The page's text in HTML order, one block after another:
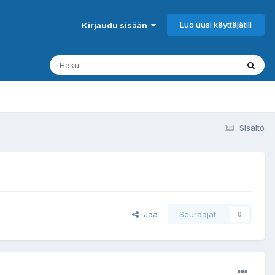
Kirjaudu sisään Luo uusi käyttäjätili
Sisältö
Jaa Seuraajat 0